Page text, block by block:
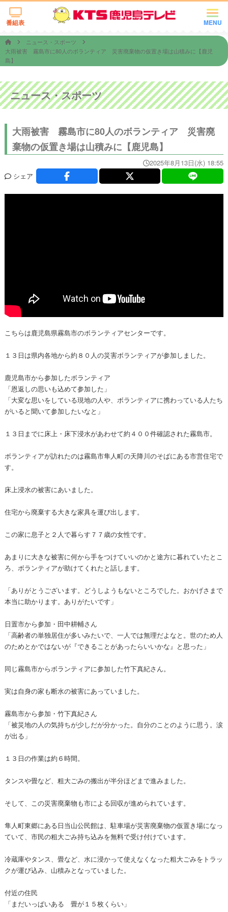
MENU
番組表
ニュース・スポーツ
大雨被害 霧島市に80人のボランティア 災害廃棄物の仮置き場は山積みに【鹿児
島】
ニュース・スポーツ
大雨被害 霧島市に80人のボランティア 災害廃
棄物の仮置き場は山積みに【鹿児島】
2025年8月13日(水) 18:55
シェア
こちらは鹿児島県霧島市のボランティアセンターです。
１３日は県内各地から約８０人の災害ボランティアが参加しました。
鹿児島市から参加したボランティア
「恩返しの思いも込めて参加した」
「大変な思いをしている現地の人や、ボランティアに携わっている人たち
がいると聞いて参加したいなと」
１３日までに床上・床下浸水があわせて約４００件確認された霧島市。
ボランティアが訪れたのは霧島市隼人町の天降川のそばにある市営住宅で
す。
床上浸水の被害にあいました。
住宅から廃棄する大きな家具を運び出します。
この家に息子と２人で暮らす７７歳の女性です。
あまりに大きな被害に何から手をつけていいのかと途方に暮れていたとこ
ろ、ボランティアが助けてくれたと話します。
「ありがとうございます。どうしようもないところでした。おかげさまで
本当に助かります。ありがたいです」
日置市から参加・田中耕輔さん
「高齢者の単独居住が多いみたいで、一人では無理だよなと。世のため人
のためとかではないが『できることがあったらいいかな』と思った」
同じ霧島市からボランティアに参加した竹下真紀さん。
実は自身の家も断水の被害にあっていました。
霧島市から参加・竹下真紀さん
「被災地の人の気持ちが少しだが分かった。自分のことのように思う。涙
が出る」
１３日の作業は約６時間。
タンスや畳など、粗大ごみの搬出が半分ほどまで進みました。
そして、この災害廃棄物も市による回収が進められています。
隼人町東郷にある日当山公民館は、駐車場が災害廃棄物の仮置き場になっ
ていて、市民の粗大ごみ持ち込みを無料で受け付けています。
冷蔵庫やタンス、畳など、水に浸かって使えなくなった粗大ごみをトラッ
クが運び込み、山積みとなっていました。
付近の住民
「まだいっぱいある 畳が１５枚くらい」